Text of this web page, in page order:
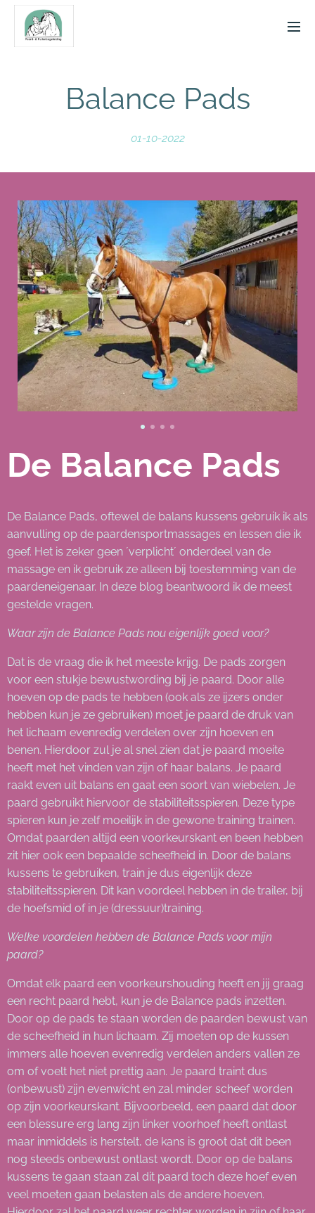
Balance Pads
01-10-2022
De Balance Pads
De Balance Pads, oftewel de balans kussens gebruik ik als
aanvulling op de paardensportmassages en lessen die ik
geef. Het is zeker geen ´verplicht´ onderdeel van de
massage en ik gebruik ze alleen bij toestemming van de
paardeneigenaar. In deze blog beantwoord ik de meest
gestelde vragen.
Waar zijn de Balance Pads nou eigenlijk goed voor?
Dat is de vraag die ik het meeste krijg. De pads zorgen
voor een stukje bewustwording bij je paard. Door alle
hoeven op de pads te hebben (ook als ze ijzers onder
hebben kun je ze gebruiken) moet je paard de druk van
het lichaam evenredig verdelen over zijn hoeven en
benen. Hierdoor zul je al snel zien dat je paard moeite
heeft met het vinden van zijn of haar balans. Je paard
raakt even uit balans en gaat een soort van wiebelen. Je
paard gebruikt hiervoor de stabiliteitsspieren. Deze type
spieren kun je zelf moeilijk in de gewone training trainen.
Omdat paarden altijd een voorkeurskant en been hebben
zit hier ook een bepaalde scheefheid in. Door de balans
kussens te gebruiken, train je dus eigenlijk deze
stabiliteitsspieren. Dit kan voordeel hebben in de trailer, bij
de hoefsmid of in je (dressuur)training.
Welke voordelen hebben de Balance Pads voor mijn
paard?
Omdat elk paard een voorkeurshouding heeft en jij graag
een recht paard hebt, kun je de Balance pads inzetten.
Door op de pads te staan worden de paarden bewust van
de scheefheid in hun lichaam. Zij moeten op de kussen
immers alle hoeven evenredig verdelen anders vallen ze
om of voelt het niet prettig aan. Je paard traint dus
(onbewust) zijn evenwicht en zal minder scheef worden
op zijn voorkeurskant. Bijvoorbeeld, een paard dat door
een blessure erg lang zijn linker voorhoef heeft ontlast
maar inmiddels is herstelt, de kans is groot dat dit been
nog steeds onbewust ontlast wordt. Door op de balans
kussens te gaan staan zal dit paard toch deze hoef even
veel moeten gaan belasten als de andere hoeven.